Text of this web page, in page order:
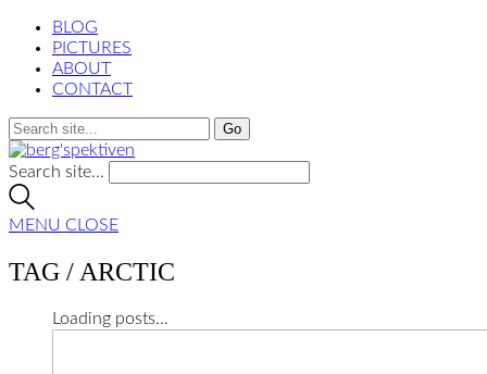
BLOG
PICTURES
ABOUT
CONTACT
Search site...
MENU CLOSE
TAG / ARCTIC
Loading posts...